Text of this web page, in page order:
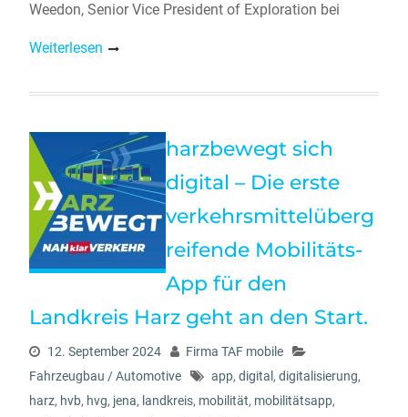
Weedon, Senior Vice President of Exploration bei
Weiterlesen
harzbewegt sich
digital – Die erste
verkehrsmittelüberg
reifende Mobilitäts-
App für den
Landkreis Harz geht an den Start.
12. September 2024
Firma TAF mobile
Fahrzeugbau / Automotive
app, digital , digitalisierung,
harz, hvb, hvg, jena, landkreis, mobilität, mobilitätsapp,